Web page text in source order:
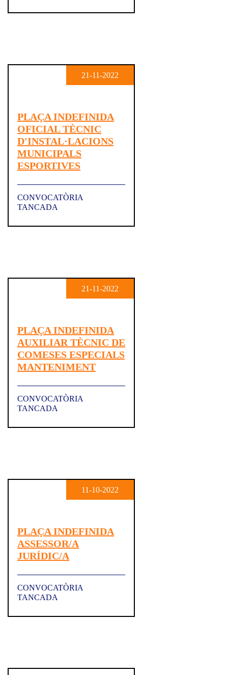
21-11-2022
PLAÇA INDEFINIDA
OFICIAL TÈCNIC
D'INSTAL·LACIONS
MUNICIPALS
ESPORTIVES
CONVOCATÒRIA
TANCADA
21-11-2022
PLAÇA INDEFINIDA
AUXILIAR TÈCNIC DE
COMESES ESPECIALS
MANTENIMENT
CONVOCATÒRIA
TANCADA
11-10-2022
PLAÇA INDEFINIDA
ASSESSOR/A
JURÍDIC/A
CONVOCATÒRIA
TANCADA